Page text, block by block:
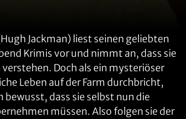
Jackman) liest seinen geliebten
Krimis vor und nimmt an, dass sie
Doch als ein mysteriöser
Leben auf der Farm durchbricht,
bewusst, dass sie selbst nun die
müssen. Also folgen sie der